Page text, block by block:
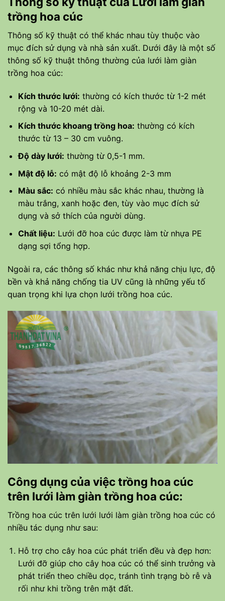
trồng hoa cúc
Thông số kỹ thuật có thể khác nhau tùy thuộc vào
mục đích sử dụng và nhà sản xuất. Dưới đây là một số
thông số kỹ thuật thông thường của lưới làm giàn
trồng hoa cúc:
Kích thước lưới: thường có kích thước từ 1-2 mét
rộng và 10-20 mét dài.
Kích thước khoang trồng hoa: thường có kích
thước từ 13 – 30 cm vuông.
Độ dày lưới: thường từ 0,5-1 mm.
Mật độ lỗ: có mật độ lỗ khoảng 2-3 mm
Màu sắc: có nhiều màu sắc khác nhau, thường là
màu trắng, xanh hoặc đen, tùy vào mục đích sử
dụng và sở thích của người dùng.
Chất liệu: Lưới đỡ hoa cúc được làm từ nhựa PE
dạng sợi tổng hợp.
Ngoài ra, các thông số khác như khả năng chịu lực, độ
bền và khả năng chống tia UV cũng là những yếu tố
quan trọng khi lựa chọn lưới trồng hoa cúc.
Công dụng của việc trồng hoa cúc
trên lưới làm giàn trồng hoa cúc:
Trồng hoa cúc trên lưới lưới làm giàn trồng hoa cúc có
nhiều tác dụng như sau:
Hỗ trợ cho cây hoa cúc phát triển đều và đẹp hơn:
Lưới đỡ giúp cho cây hoa cúc có thể sinh trưởng và
phát triển theo chiều dọc, tránh tình trạng bò rễ và
rối như khi trồng trên mặt đất.